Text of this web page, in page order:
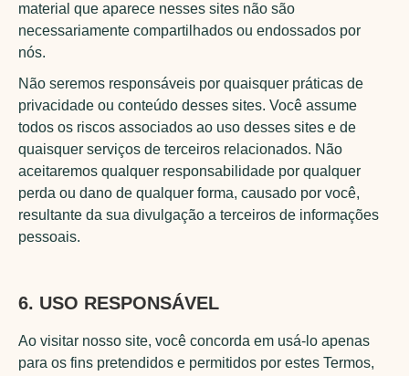
material que aparece nesses sites não são
necessariamente compartilhados ou endossados por
nós.
Não seremos responsáveis por quaisquer práticas de
privacidade ou conteúdo desses sites. Você assume
todos os riscos associados ao uso desses sites e de
quaisquer serviços de terceiros relacionados. Não
aceitaremos qualquer responsabilidade por qualquer
perda ou dano de qualquer forma, causado por você,
resultante da sua divulgação a terceiros de informações
pessoais.
6. USO RESPONSÁVEL
Ao visitar nosso site, você concorda em usá-lo apenas
para os fins pretendidos e permitidos por estes Termos,